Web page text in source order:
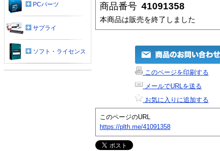
商品番号 41091358
本商品は販売を終了しました
このページを印刷する
メールでURLを送る
お気に入りに追加する
このページのURL
https://plth.me/41091358
PCパーツ
サプライ
ソフト・ライセンス